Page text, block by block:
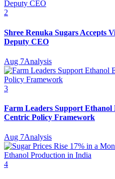
2
Shree Renuka Sugars Accepts
Deputy CEO
Aug 7Analysis
3
Farm Leaders Support Ethanol
Centric Policy Framework
Aug 7Analysis
4